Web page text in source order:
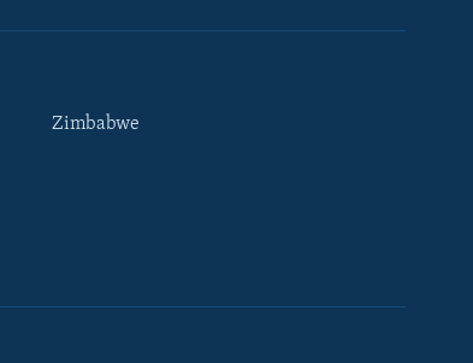
Zimbabwe